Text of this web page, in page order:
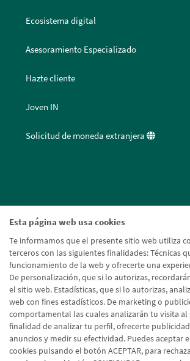
Esta página web usa cookies
Te informamos que el presente sitio web utiliza
terceros con las siguientes finalidades: Técnicas
funcionamiento de la web y ofrecerte una
De personalización, que si lo autorizas,
el sitio web. Estadísticas, que si lo autorizas,
web con fines estadísticos. De marketing o
comportamental las cuales analizarán tu visita al
finalidad de analizar tu perfil, ofrecerte
anuncios y medir su efectividad. Puedes aceptar
cookies pulsando el botón ACEPTAR, para
Ecosistema digital
Asesoramiento Especializado
Hazte cliente
Joven IN
Solicitud de moneda extranjera